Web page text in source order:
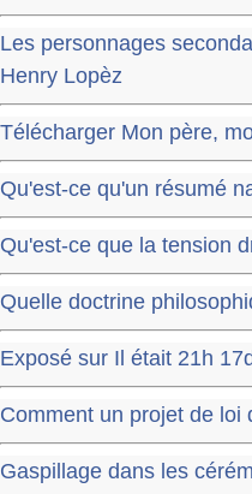
Les personnages
Henry Lopèz
Télécharger Mon père,
Qu'est-ce qu'un résumé
Qu'est-ce que la tension
Quelle doctrine
Exposé sur Il était 21h
Comment un projet de loi
Gaspillage dans les